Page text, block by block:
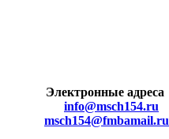
Электронные адреса
info@msch154.ru
msch154@fmbamail.ru